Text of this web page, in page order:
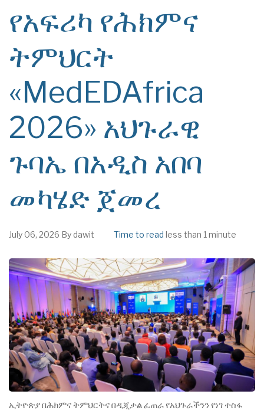
የአፍሪካ የሕክምና
ትምህርት
«MedEDAfrica
2026» አህጉራዊ
ጉባኤ በአዲስ አበባ
መካሄድ ጀመረ
July 06, 2026 By dawit Time to read less than 1 minute
ኢትዮጵያ በሕክምና ትምህርትና በዲጂታል ፈጠራ የአህጉራችንን የነገ ተስፋ